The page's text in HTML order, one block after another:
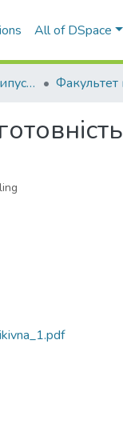
All of DSpace
01. Кваліфікаційні випускні роботи здобувачів вищої освіти